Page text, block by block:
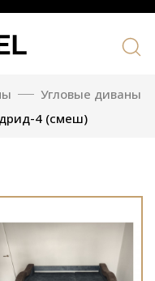
Угловые диваны
4 (смеш)